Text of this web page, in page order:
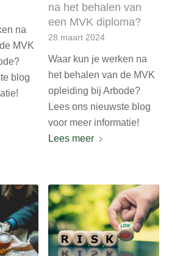
na
MVK
blog
na het behalen van
een MVK diploma?
28 maart 2024
Waar kun je werken na
het behalen van de MVK
opleiding bij Arbode?
Lees ons nieuwste blog
voor meer informatie!
Lees meer